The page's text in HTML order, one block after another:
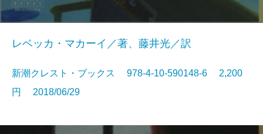
レベッカ・マカーイ／著、藤井光／訳
新潮クレスト・ブックス 978-4-10-590148-6 2,200
円 2018/06/29